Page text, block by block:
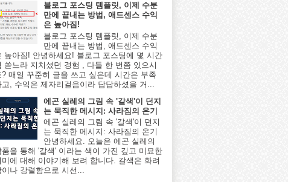
블로그 포스팅 템플릿, 이제 수분
만에 끝내는 방법, 애드센스 수익
은 높아짐!
블로그 포스팅 템플릿, 이제 수분
만에 끝내는 방법, 애드센스 수익
높아짐! 안녕하세요! 블로그 포스팅에 몇 시간
쏟느라 지치셨던 경험 , 다들 한 번쯤 있으시
? 매일 꾸준히 글을 쓰고 싶은데 시간은 부족
고, 수익은 제자리걸음이라 답답하셨을 거...
에곤 실레의 그림 속 '갈색'이 던지
는 묵직한 메시지: 사라짐의 온기
에곤 실레의 그림 속 '갈색'이 던지
는 묵직한 메시지: 사라짐의 온기
안녕하세요. 오늘은 에곤 실레의
품을 통해 '갈색' 이라는 색이 가진 깊고 미묘한
미에 대해 이야기해 보려 합니다. 갈색은 화려
이나 강렬함으로 시선...